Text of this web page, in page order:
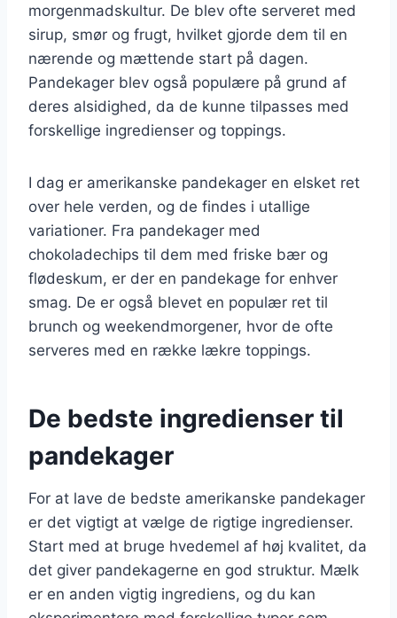
morgenmadskultur. De blev ofte serveret med
sirup, smør og frugt, hvilket gjorde dem til en
nærende og mættende start på dagen.
Pandekager blev også populære på grund af
deres alsidighed, da de kunne tilpasses med
forskellige ingredienser og toppings.
I dag er amerikanske pandekager en elsket ret
over hele verden, og de findes i utallige
variationer. Fra pandekager med
chokoladechips til dem med friske bær og
flødeskum, er der en pandekage for enhver
smag. De er også blevet en populær ret til
brunch og weekendmorgener, hvor de ofte
serveres med en række lækre toppings.
De bedste ingredienser til
pandekager
For at lave de bedste amerikanske pandekager
er det vigtigt at vælge de rigtige ingredienser.
Start med at bruge hvedemel af høj kvalitet, da
det giver pandekagerne en god struktur. Mælk
er en anden vigtig ingrediens, og du kan